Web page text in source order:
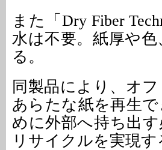
また「Dry Fiber
水は不要。紙厚や
る。
同製品により、オ
あらたな紙を再生
めに外部へ持ち出
リサイクルを実現す